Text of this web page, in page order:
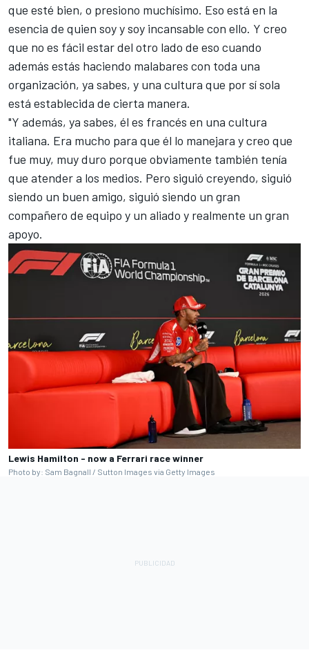
que esté bien, o presiono muchísimo. Eso está en la
esencia de quien soy y soy incansable con ello. Y creo
que no es fácil estar del otro lado de eso cuando
además estás haciendo malabares con toda una
organización, ya sabes, y una cultura que por sí sola
está establecida de cierta manera.
"Y además, ya sabes, él es francés en una cultura
italiana. Era mucho para que él lo manejara y creo que
fue muy, muy duro porque obviamente también tenía
que atender a los medios. Pero siguió creyendo, siguió
siendo un buen amigo, siguió siendo un gran
compañero de equipo y un aliado y realmente un gran
apoyo.
Lewis Hamilton - now a Ferrari race winner
Photo by: Sam Bagnall / Sutton Images via Getty Images